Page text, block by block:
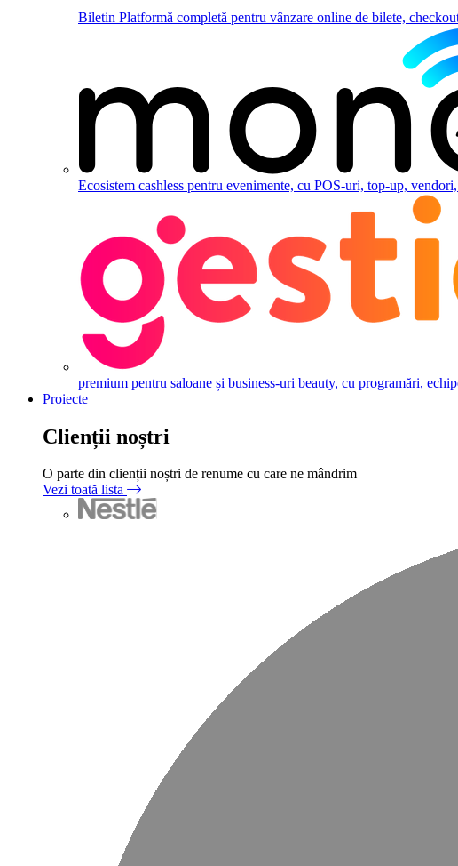
Biletin Platformă completă pentru vânzare online de bilete,
Ecosistem cashless pentru evenimente, cu POS-uri, top-up,
premium pentru saloane și business-uri beauty, cu programări,
Proiecte
Clienții noștri
O parte din clienții noștri de renume cu care ne mândrim
Vezi toată lista